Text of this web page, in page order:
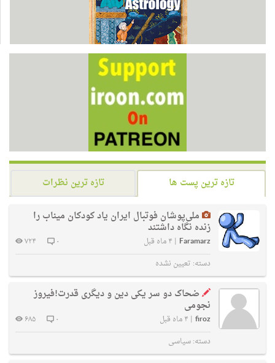
تازه ترین پست ها
تازه ترین نظرات
ملی‌پوشان فوتبال ایران یاد کودکان میناب را
زنده نگاه داشتند
Faramarz
| ۴ ماه قبل ۰
۷۲۴
دسته: تعیین نشده
ضحاک دو سر یکی دین و دیگری قدرت!فیروز
نجومی
firoz
| ۴ ماه قبل ۰
۶۸۵
دسته:سیاسی